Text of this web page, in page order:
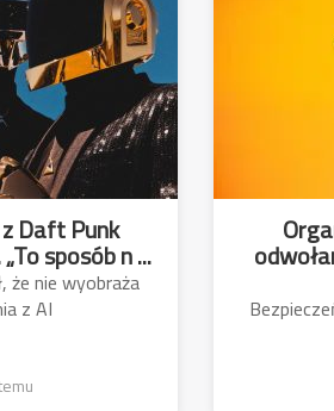
Daft Punk
sposób n ...
że nie wyobraża
z AI